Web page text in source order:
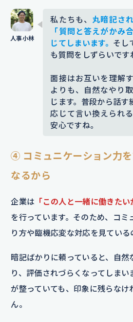
私たちも、 丸暗記さ
「質問と答えがかみ
じてしまいます。 そし
も質問をしずらいです
面接はお互いを理解
よりも、自然なやり
じます。普段から話す
応じて言い換えられ
安心ですね。
④ コミュニケーション力を
なるから
企業は 「この人と一緒に働きた
を行っています。そのため、コミ
り方や臨機応変な対応を見ている
暗記ばかりに頼っていると、自然
り、評価されづらくなってしまい
が整っていても、印象に残らなけ
ん。